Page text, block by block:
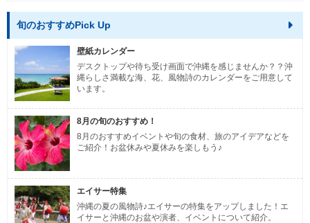
旬のおすすめPick Up
壁紙カレンダー
デスクトップや待ち受け画面で沖縄を感じませんか？？沖
縄らしさ満載な海、花、風物詩のカレンダーをご用意して
います。
8月の旬のおすすめ！
8月のおすすめイベントや旬の食材、旅のアイデアなどを
ご紹介！お盆休みや夏休みを楽しもう♪
エイサー特集
沖縄の夏の風物詩♪エイサーの特集をアップしました！エ
イサーと沖縄のお盆や演者、イベントについて紹介。